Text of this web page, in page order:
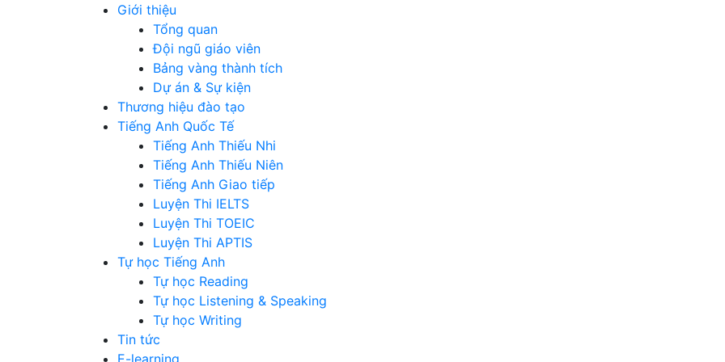
Giới thiệu
Tổng quan
Đội ngũ giáo viên
Bảng vàng thành tích
Dự án & Sự kiện
Thương hiệu đào tạo
Tiếng Anh Quốc Tế
Tiếng Anh Thiếu Nhi
Tiếng Anh Thiếu Niên
Tiếng Anh Giao tiếp
Luyện Thi IELTS
Luyện Thi TOEIC
Luyện Thi APTIS
Tự học Tiếng Anh
Tự học Reading
Tự học Listening & Speaking
Tự học Writing
Tin tức
E-learning